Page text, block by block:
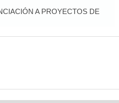
A PROYECTOS DE